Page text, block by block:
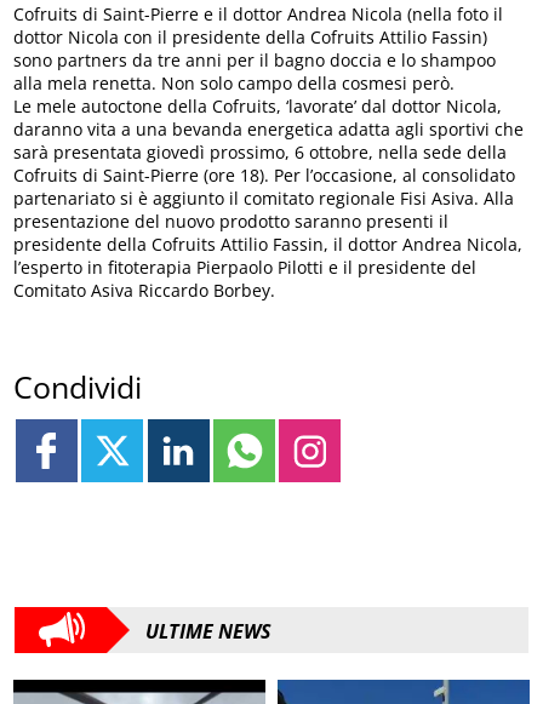
Cofruits di Saint-Pierre e il dottor Andrea Nicola (nella foto il
dottor Nicola con il presidente della Cofruits Attilio Fassin)
sono partners da tre anni per il bagno doccia e lo shampoo
alla mela renetta. Non solo campo della cosmesi però.
Le mele autoctone della Cofruits, ‘lavorate’ dal dottor Nicola,
daranno vita a una bevanda energetica adatta agli sportivi che
sarà presentata giovedì prossimo, 6 ottobre, nella sede della
Cofruits di Saint-Pierre (ore 18). Per l’occasione, al consolidato
partenariato si è aggiunto il comitato regionale Fisi Asiva. Alla
presentazione del nuovo prodotto saranno presenti il
presidente della Cofruits Attilio Fassin, il dottor Andrea Nicola,
l’esperto in fitoterapia Pierpaolo Pilotti e il presidente del
Comitato Asiva Riccardo Borbey.
Condividi
ULTIME NEWS